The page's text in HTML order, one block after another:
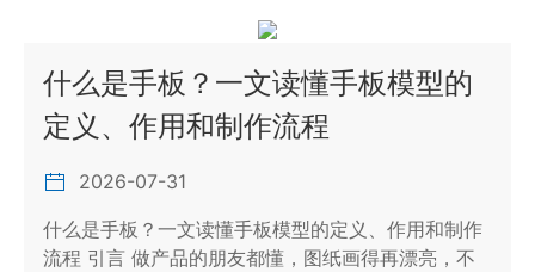
什么是手板？一文读懂手板模型的
定义、作用和制作流程
2026-07-31
什么是手板？一文读懂手板模型的定义、作用和制作
流程 引言 做产品的朋友都懂，图纸画得再漂亮，不